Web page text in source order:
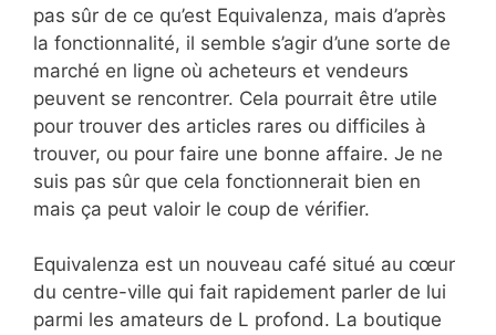
pas sûr de ce qu’est Equivalenza, mais d’après
la fonctionnalité, il semble s’agir d’une sorte de
marché en ligne où acheteurs et vendeurs
peuvent se rencontrer. Cela pourrait être utile
pour trouver des articles rares ou difficiles à
trouver, ou pour faire une bonne affaire. Je ne
suis pas sûr que cela fonctionnerait bien en
mais ça peut valoir le coup de vérifier.
Equivalenza est un nouveau café situé au cœur
du centre-ville qui fait rapidement parler de lui
parmi les amateurs de L profond. La boutique